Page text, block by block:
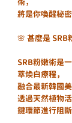
將是你喚醒秘
🌸 甚麼是 SRB
SRB粉嫩術是
萃煥白療程，
融合最新韓國美
透過天然植物
鍵環節進行阻